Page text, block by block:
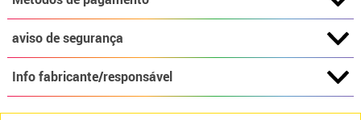
aviso de segurança
Info fabricante/responsável